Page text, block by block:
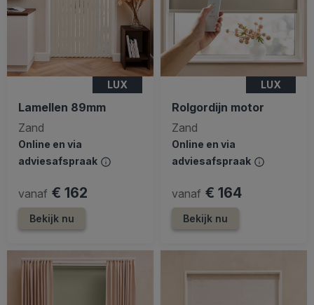
LUX
Lamellen 89mm
Zand
Online en via
adviesafspraak
vanaf € 162
Bekijk nu
LUX
Rolgordijn motor
Zand
Online en via
adviesafspraak
vanaf € 164
Bekijk nu